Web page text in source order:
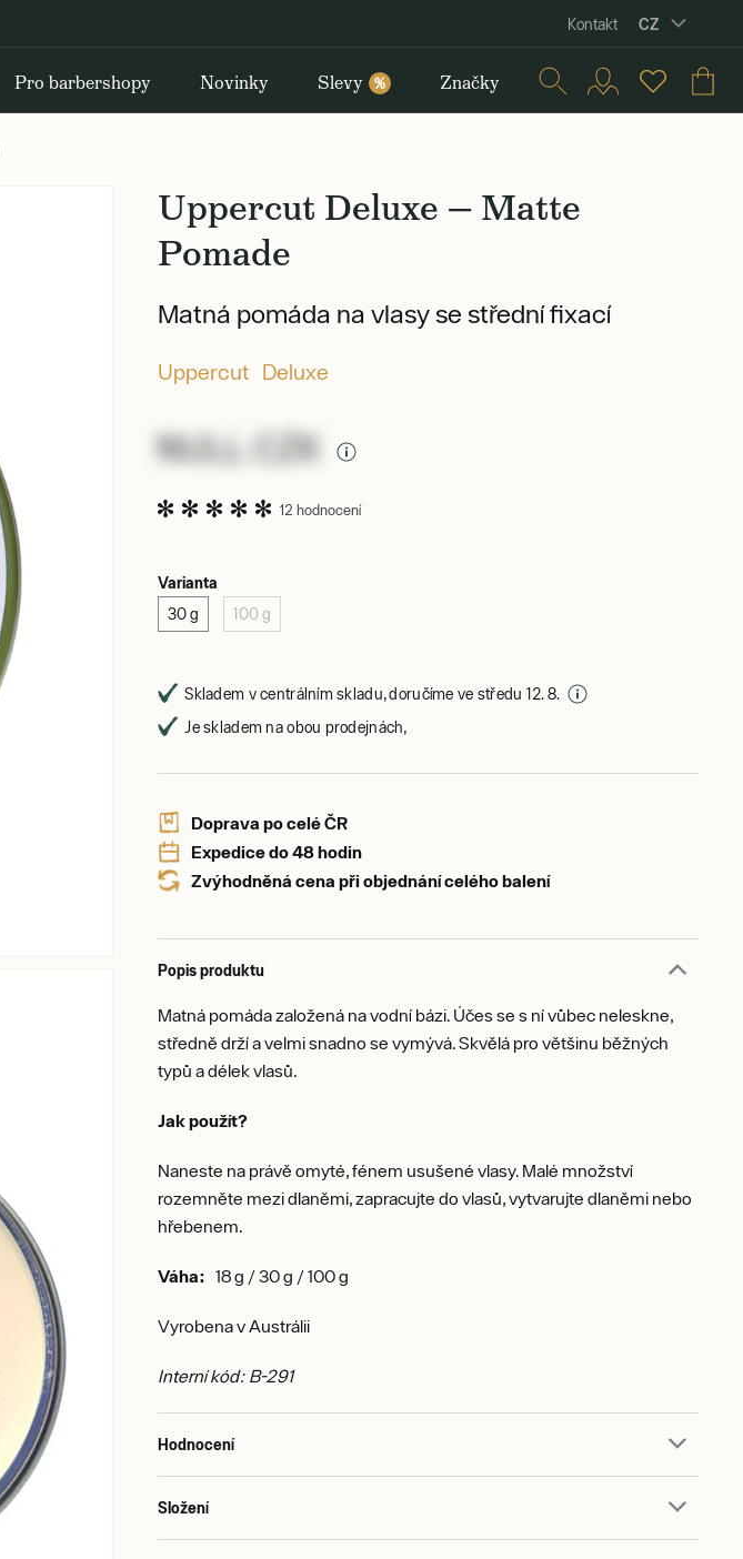
Kontakt CZ
Pro barbershopy Novinky Slevy % Značky
Uppercut Deluxe — Matte
Pomade
Matná pomáda na vlasy se střední fixací
Uppercut Deluxe
NULL CZK
12 hodnocení
Varianta
30 g 100 g
Skladem v centrálním skladu, doručíme ve středu 12. 8.
Je skladem na obou prodejnách,
Doprava po celé ČR
Expedice do 48 hodin
Zvýhodněná cena při objednání celého balení
Popis produktu
Matná pomáda založená na vodní bázi. Účes se s ní vůbec neleskne,
středně drží a velmi snadno se vymývá. Skvělá pro většinu běžných
typů a délek vlasů.
Jak použít?
Naneste na právě omyté, fénem usušené vlasy. Malé množství
rozemněte mezi dlaněmi, zapracujte do vlasů, vytvarujte dlaněmi nebo
hřebenem.
Váha: 18 g / 30 g / 100 g
Vyrobena v Austrálii
Interní kód: B-291
Hodnocení
Složení